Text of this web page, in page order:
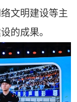
文明建设等主
的成果。